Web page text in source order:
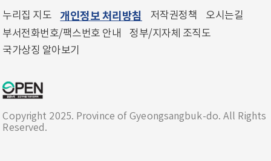
누리집 지도 개인정보 처리방침 저작권정책
오시는길
부서전화번호/팩스번호 안내
정부/지자체 조직도
국가상징 알아보기
Copyright 2025. Province of Gyeongsangbuk-do. All Rights
Reserved.